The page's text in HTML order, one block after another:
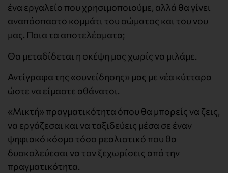
ένα εργαλείο που χρησιμοποιούμε, αλλά θα γίνει
αναπόσπαστο κομμάτι του σώματος και του νου
μας. Ποια τα αποτελέσματα;
Θα μεταδίδεται η σκέψη μας χωρίς να μιλάμε.
Αντίγραφα της «συνείδησης» μας με νέα κύτταρα
ώστε να είμαστε αθάνατοι.
«Μικτή» πραγματικότητα όπου θα μπορείς να ζεις,
να εργάζεσαι και να ταξιδεύεις μέσα σε έναν
ψηφιακό κόσμο τόσο ρεαλιστικό που θα
δυσκολεύεσαι να τον ξεχωρίσεις από την
πραγματικότητα.